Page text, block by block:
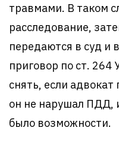
травмами. В таком
расследование,
передаются в суд и
приговор по ст.
снять, если
он не нарушал ПДД,
было возможности.